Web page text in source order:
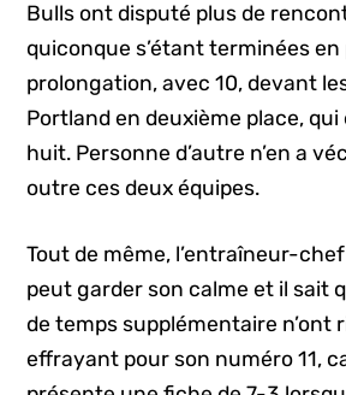
Bulls ont disputé plus de
quiconque s’étant terminées en
prolongation, avec 10, devant
Portland en deuxième place,
huit. Personne d’autre n’en a
outre ces deux équipes.
Tout de même, l’entraîneur-
peut garder son calme et il sait
de temps supplémentaire n’ont
effrayant pour son numéro 11,